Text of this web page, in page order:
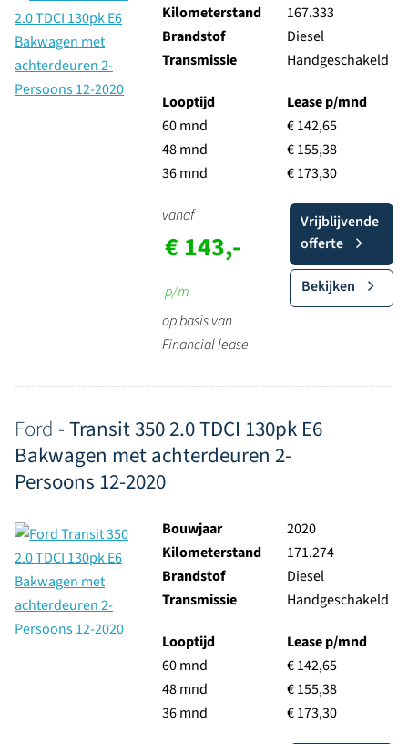
Kilometerstand
167.333
Brandstof
Diesel
Transmissie
Handgeschakeld
Looptijd
60 mnd
48 mnd
36 mnd
Lease p/mnd
€ 142,65
€ 155,38
€ 173,30
vanaf
€ 143,-
p/m
op basis van
Financial lease
Vrijblijvende
offerte
Bekijken
Ford -Transit 350 2.0 TDCI 130pk E6
Bakwagen met achterdeuren 2-
Persoons 12-2020
Bouwjaar
2020
Kilometerstand
171.274
Brandstof
Diesel
Transmissie
Handgeschakeld
Looptijd
60 mnd
48 mnd
36 mnd
Lease p/mnd
€ 142,65
€ 155,38
€ 173,30